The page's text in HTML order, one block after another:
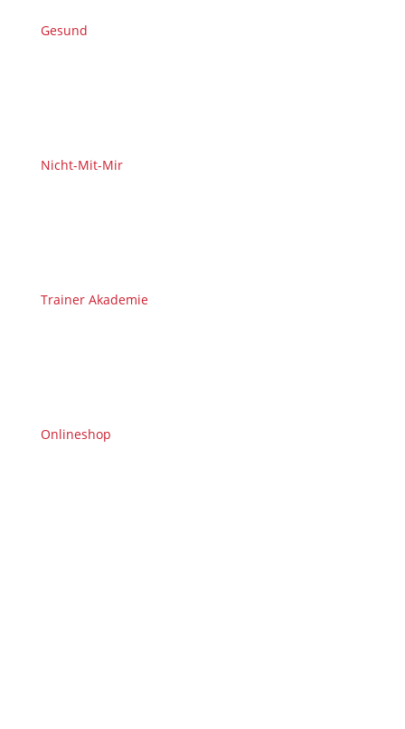
Gesund
Nicht-Mit-Mir
Trainer Akademie
Onlineshop